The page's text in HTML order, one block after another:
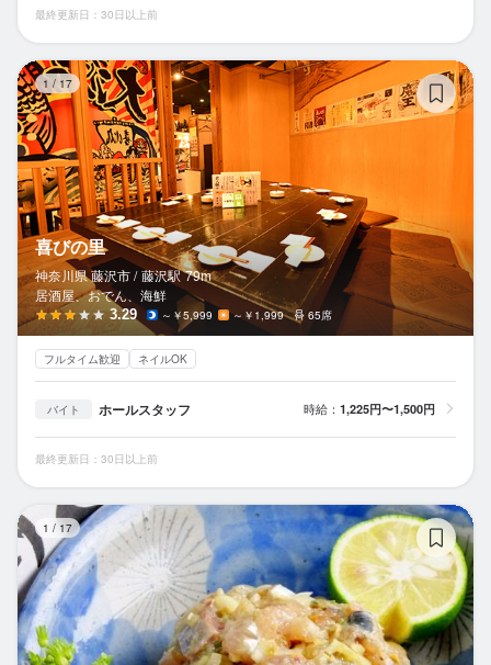
最終更新日：30日以上前
1 / 17
喜びの里
神奈川県 藤沢市 / 藤沢駅 79m
居酒屋、おでん、海鮮
3.29 ～￥5,999 ～￥1,999 65席
フルタイム歓迎 ネイルOK
バイト ホールスタッフ 時給： 1,225円〜1,500円
最終更新日：30日以上前
1 / 17